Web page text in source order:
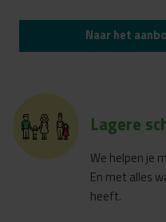
Naar het
Lagere
We helpen je
En met alles
heeft.